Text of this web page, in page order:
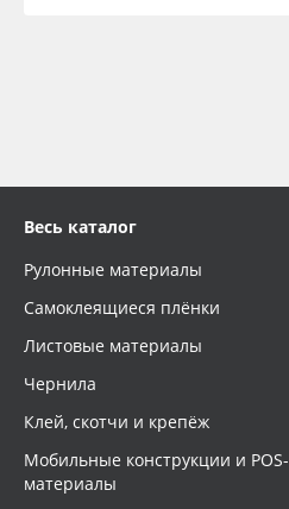
Весь каталог
Рулонные материалы
Самоклеящиеся плёнки
Листовые материалы
Чернила
Клей, скотчи и крепёж
Мобильные конструкции и POS-
материалы